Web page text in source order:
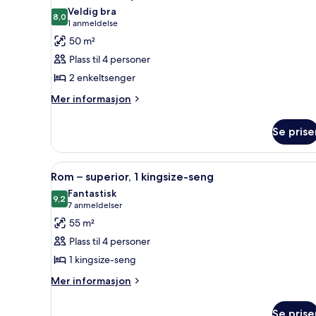
bildene
av
Tomannsrom
–
premium
8,08,0 av 10
Veldig bra
1 anmeldelse
(1
anmeldelse)
50 m²
Plass til 4 personer
2 enkeltsenger
Mer informasjon
Mer
–
premium
Se
Åpne
alle
bildene
av
Rom
–
superior,
1
Sengetøy av topp kvalitet,
7
Rom – superior, 1 kingsize-seng
9,29,2 av 10
Fantastisk
7 anmeldelser
(7
anmeldelser)
55 m²
Plass til 4 personer
1 kingsize-seng
Mer informasjon
Mer
Se